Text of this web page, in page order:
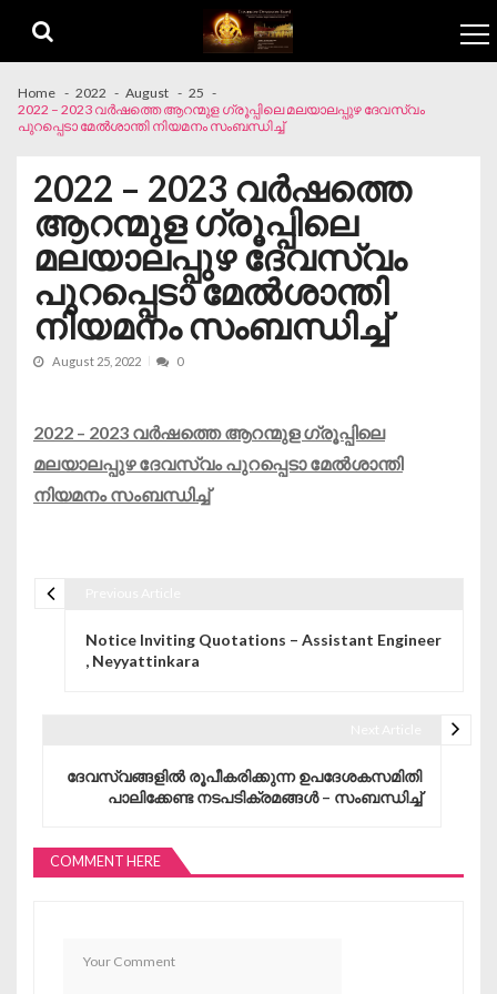
Home 2022 August
25
2022 – 2023 വർഷത്തെ ആറന്മുള ഗ്രൂപ്പിലെ മലയാലപ്പുഴ ദേവസ്വം
പുറപ്പെടാ മേൽശാന്തി നിയമനം സംബന്ധിച്ച്
2022 – 2023 വർഷത്തെ
ആറന്മുള ഗ്രൂപ്പിലെ
മലയാലപ്പുഴ ദേവസ്വം
പുറപ്പെടാ മേൽശാന്തി
നിയമനം സംബന്ധിച്ച്
August 25, 2022 0
2022 – 2023 വർഷത്തെ ആറന്മുള ഗ്രൂപ്പിലെ
മലയാലപ്പുഴ ദേവസ്വം പുറപ്പെടാ മേൽശാന്തി
നിയമനം സംബന്ധിച്ച്
Notice Inviting Quotations – Assistant Engineer
, Neyyattinkara
ദേവസ്വങ്ങളിൽ രൂപീകരിക്കുന്ന ഉപദേശകസമിതി
പാലിക്കേണ്ട നടപടിക്രമങ്ങൾ – സംബന്ധിച്ച്
COMMENT HERE